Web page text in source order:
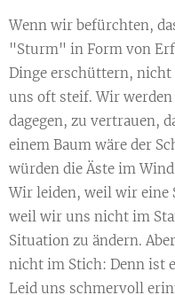
Wenn wir befürchten,
"Sturm" in Form von
Dinge erschüttern,
uns oft steif. Wir
dagegen, zu vertrauen,
einem Baum wäre der
würden die Äste im
Wir leiden, weil wir eine
weil wir uns nicht im
Situation zu ändern.
nicht im Stich: Denn ist
Leid uns schmervoll